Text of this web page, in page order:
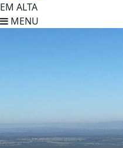
EM ALTA
MENU